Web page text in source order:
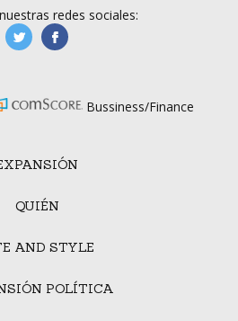
QUIÉN
AND STYLE
POLÍTICA
redes sociales:
manufacturaGE
Bussiness/Finance